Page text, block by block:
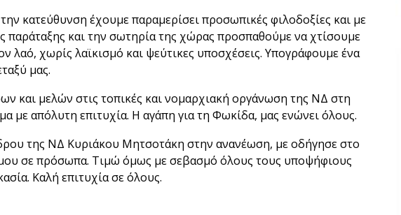
κατεύθυνση έχουμε παραμερίσει προσωπικές φιλοδοξίες και με
παράταξης και την σωτηρία της χώρας προσπαθούμε να χτίσουμε
λαό, χωρίς λαϊκισμό και ψεύτικες υποσχέσεις. Υπογράφουμε ένα
μας.
και μελών στις τοπικές και νομαρχιακή οργάνωση της ΝΔ στη
με απόλυτη επιτυχία. Η αγάπη για τη Φωκίδα, μας ενώνει όλους.
της ΝΔ Κυριάκου Μητσοτάκη στην ανανέωση, με οδήγησε στο
σε πρόσωπα. Τιμώ όμως με σεβασμό όλους τους υποψήφιους
Καλή επιτυχία σε όλους.